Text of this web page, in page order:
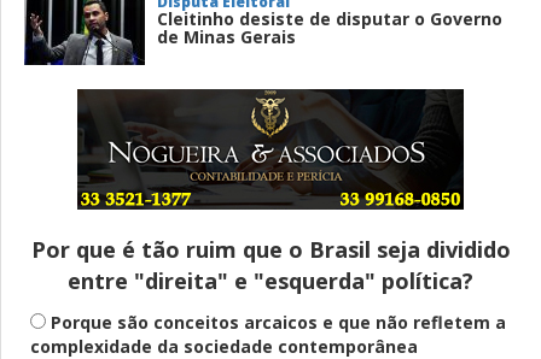
Cleitinho desiste de disputar o Governo
de Minas Gerais
Entenda
Pix Pensão Alimentícia: entenda o que é
e como solicitar
Saúde Mental
Plataforma oferece escuta em saúde
mental para jovens no SUS Digital
Por que é tão ruim que o Brasil seja dividido
entre "direita" e "esquerda" política?
Porque são conceitos arcaicos e que não refletem a
complexidade da sociedade contemporânea